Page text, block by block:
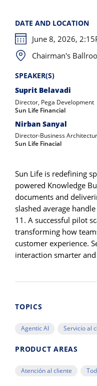
DATE AND LOCATION
June 8, 2026,
Chairman's
SPEAKER(S)
Suprit Belavadi
Director, Pega Development
Sun Life Financial
Nirban Sanyal
Director-Business
Sun Life Finacial
Sun Life is redefining
powered Knowledge
documents and
slashed average
11. A successful pilot
transforming how
customer experience.
interaction smarter
TOPICS
Agentic AI Servicio al
PRODUCT AREAS
Atención al cliente